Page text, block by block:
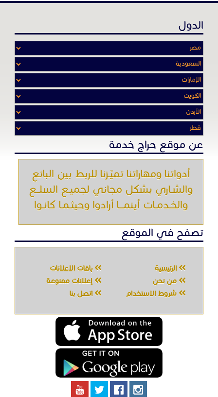
الدول
عن موقع حراج خدمة
أدواتنا ومهاراتنا تميّـزنا للربط بين البائع
والشـاري بشكل مجاني لجميـع السلــع
والخـدمـات أينمـــا أرادوا وحيثـمـا كانـوا
تصفح في الموقع
الرئيسية
باقات الإعلانات
من نحن
إعلانات ممنوعة
شروط الاستخدام
اتصل بنا